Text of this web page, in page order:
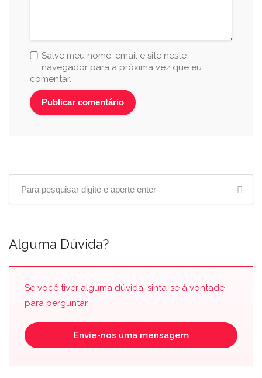
Salve meu nome, email e site neste
navegador para a próxima vez que eu
comentar.
Alguma Dúvida?
Se você tiver alguma dúvida, sinta-se à vontade
para perguntar.
Envie-nos uma mensagem